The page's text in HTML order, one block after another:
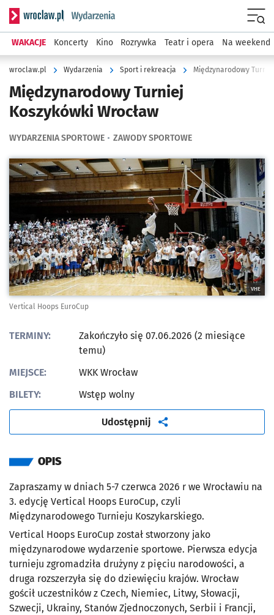
Serwis informacyjny wroclaw.pl podserwis: Wydarzenia
WAKACJE Koncerty Kino Rozrywka Teatr i opera Na weekend
wroclaw.pl Wydarzenia Sport i rekreacja Międzynarodowy
Międzynarodowy Turniej
Koszykówki Wrocław
WYDARZENIA SPORTOWE ZAWODY SPORTOWE
Kliknij, aby powiększyć
VHE
Vertical Hoops EuroCup
TERMINY:
Zakończyło się 07.06.2026 (2 miesiące
temu)
MIEJSCE:
WKK Wrocław
BILETY:
Wstęp wolny
Udostępnij artykuł
OPIS
Zapraszamy w dniach 5-7 czerwca 2026 r we Wrocławiu na
3. edycję Vertical Hoops EuroCup, czyli
Międzynarodowego Turnieju Koszykarskiego.
Vertical Hoops EuroCup został stworzony jako
międzynarodowe wydarzenie sportowe. Pierwsza edycja
turnieju zgromadziła drużyny z pięciu narodowości, a
druga rozszerzyła się do dziewięciu krajów. Wrocław
gościł uczestników z Czech, Niemiec, Litwy, Słowacji,
Szwecji, Ukrainy, Stanów Zjednoczonych, Serbii i Francji,